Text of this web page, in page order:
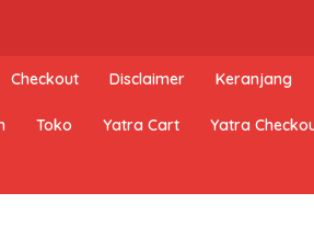
Checkout Disclaimer Keranjang
Toko Yatra Cart Yatra